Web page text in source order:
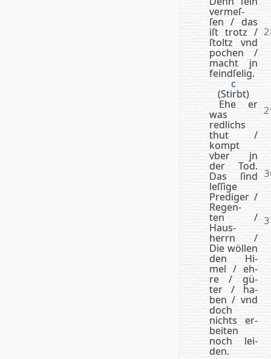
ver­meſ­
ſen / das
iſt trotz /
ſtoltz vnd
po­ch­en /
macht jn
feind­ſe­lig.
c
(Stirbt)
Ehe er
was
redlichs
thut /
kompt
vber jn
der Tod.
Das ſind
leſſige
Pre­di­ger /
Re­gen­
ten /
Haus­
herrn /
Die wöl­len
den Hi­
mel / eh­
re / gü­
ter / ha­
ben / vnd
doch
nichts er­
bei­ten
noch lei­
den.